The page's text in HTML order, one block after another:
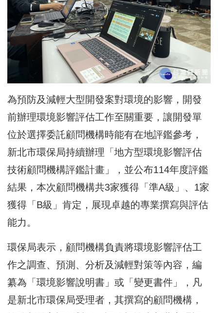
為預防及減輕大型開發案對環境的影響，開發
前辦理環境影響評估工作至關重要，讓開發單
位於選擇委託顧問機構時能有在地評鑑參考，
新北市環保局持續辦理「地方型環境影響評估
技術顧問機構評鑑計畫」，並公布114年度評鑑
結果，本次顧問機構共3家獲得「準A級」、1家
獲得「B級」肯定，展現卓越的專業撰寫與評估
能力。
環保局表示，顧問機構負責將環境影響評估工
作之調查、預測、分析及減輕對策等內容，編
纂為「環境影響說明書」或「變更書件」，凡
是新北市環保局受理者，其撰寫的顧問機構，